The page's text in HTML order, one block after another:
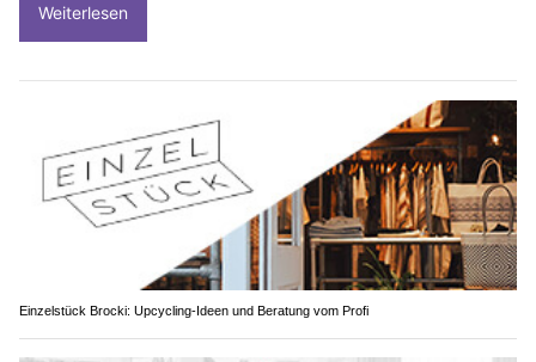
Weiterlesen
Einzelstück Brocki: Upcycling-Ideen und Beratung vom Profi